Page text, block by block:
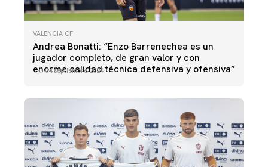
VALENCIA CF
Andrea Bonatti: “Enzo Barrenechea es un
jugador completo, de gran valor y con
enorme calidad técnica defensiva y ofensiva”
04 septiembre 2024